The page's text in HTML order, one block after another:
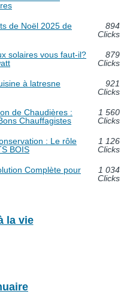
de Noël 2025 de
894
Clicks
solaires vous faut-il?
879
Clicks
à latresne
921
Clicks
de Chaudières :
Chauffagistes
1 560
Clicks
: Le rôle
BOIS
1 126
Clicks
Complète pour
1 034
Clicks
la vie